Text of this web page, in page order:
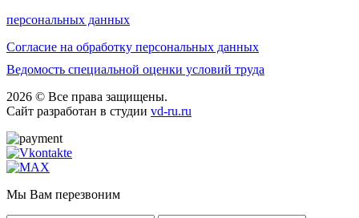
персональных данных
Согласие на обработку персональных данных
Ведомость специальной оценки условий труда
2026 © Все права защищены.
Сайт разработан в студии vd-ru.ru
Мы Вам перезвоним